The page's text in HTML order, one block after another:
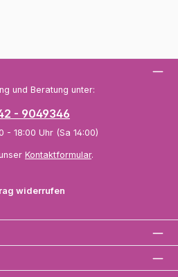
und Beratung unter:
- 9049346
- 18:00 Uhr (Sa 14:00)
Kontaktformular.
widerrufen